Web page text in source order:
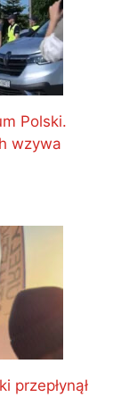
Polski.
wzywa
przepłynął